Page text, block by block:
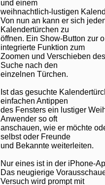
und einem
weihnachtlich-lustigen
Von nun an kann er sich
Kalendertürchen zu
öffnen. Ein Show-Button zur
integrierte Funktion zum
Zoomen und Verschieben
Suche nach den
einzelnen Türchen.
Ist das gesuchte
einfachen Antippen
des Fensters ein lustiger
Anwender so oft
anschauen, wie er möchte
selbst oder Freunde
und Bekannte weiterleiten.
Nur eines ist in der iPhone-
Das neugierige
Versuch wird prompt mit